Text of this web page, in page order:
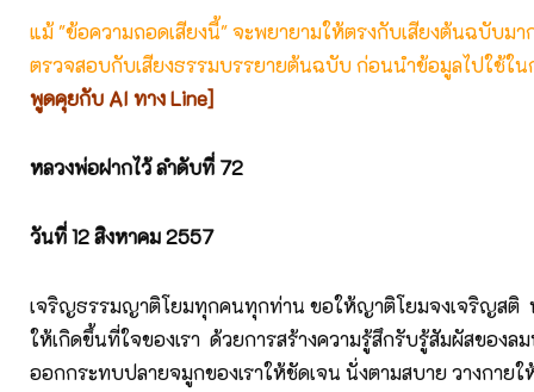
แม้ "ข้อความถอดเสียงนี้" จะพยายามให้ตรงกับเสียงต้นฉบับม
ตรวจสอบกับเสียงธรรมบรรยายต้นฉบับ ก่อนนำข้อมูลไปใช้ใน
พูดคุยกับ AI ทาง Line]
หลวงพ่อฝากไว้ลำดับที่ 72
วันที่12สิงหาคม2557
เจริญธรรมญาติโยมทุกคนทุกท่าน ขอให้ญาติโยมจงเจริญสติ
ให้เกิดขึ้นที่ใจของเรา ด้วยการสร้างความรู้สึกรับรู้สัมผัสของลม
ออกกระทบปลายจมูกของเราให้ชัดเจน นั่งตามสบาย วางกายใ